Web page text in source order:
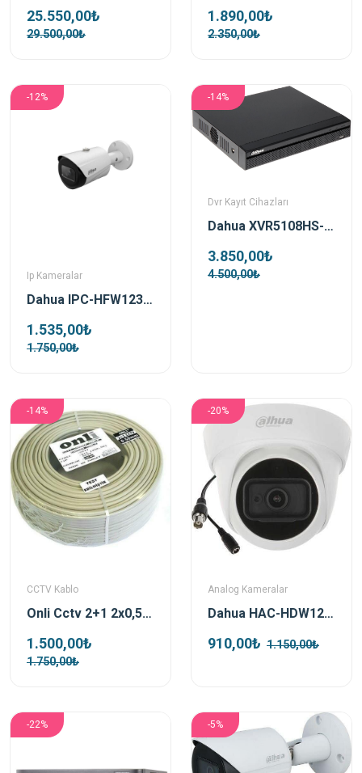
25.550,00₺
29.500,00₺
1.890,00₺
2.350,00₺
-12%
Ip Kameralar
Dahua IPC-HFW1230S-S-0360B-S4 2Mp 3.6mm Lens H265+ Starlight PoE Bullet IP Kamera
1.535,00₺
1.750,00₺
-14%
Dvr Kayıt Cihazları
Dahua XVR5108HS-I3 8 Kanal 5mp Xvr Kayıt Cihazı
3.850,00₺
4.500,00₺
-14%
CCTV Kablo
Onli Cctv 2+1 2x0,50 Mm Kamera Kablosu 100 Metre
1.500,00₺
1.750,00₺
-20%
Analog Kameralar
Dahua HAC-HDW1200TL-A-0280B-S5 2mp AHD Dome Kamera
910,00₺ 1.150,00₺
-22% -5%